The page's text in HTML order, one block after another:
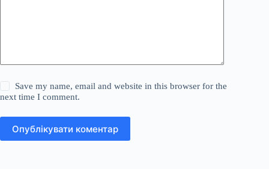
Save my name, email and website in this browser for the
next time I comment.
Опублікувати коментар